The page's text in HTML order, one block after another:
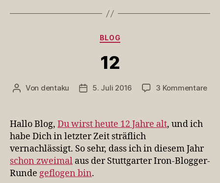
Kategorien
BLOG
12
Beitragsautor
Von dentaku Veröffentlichungsdatum
5. Juli 2016 3 Kommentarezu
Hallo Blog, Du wirst heute 12 Jahre alt, und ich
habe Dich in letzter Zeit sträflich
vernachlässigt. So sehr, dass ich in diesem Jahr
schon zweimal aus der Stuttgarter Iron-Blogger-
Runde geflogen bin.